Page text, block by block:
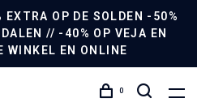
OP DE SOLDEN -50%
// -40% OP VEJA EN
WINKEL EN ONLINE
0